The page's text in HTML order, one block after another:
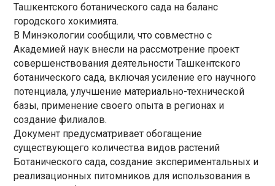
Ташкентского ботанического сада на баланс
городского хокимията.
В Минэкологии сообщили, что совместно с
Академией наук внесли на рассмотрение проект
совершенствования деятельности Ташкентского
ботанического сада, включая усиление его научного
потенциала, улучшение материально-технической
базы, применение своего опыта в регионах и
создание филиалов.
Документ предусматривает обогащение
существующего количества видов растений
Ботанического сада, создание экспериментальных и
реализационных питомников для использования в